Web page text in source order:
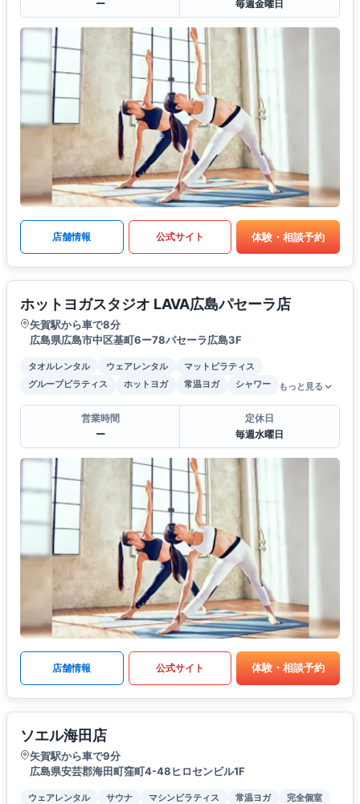
ー 毎週金曜日
店舗情報 公式サイト 体験・相談予約
ホットヨガスタジオ LAVA広島パセーラ店
矢賀駅から車で8分
広島県広島市中区基町6ー78パセーラ広島3F
タオルレンタル ウェアレンタル
マットピラティス
グループピラティス
ホットヨガ 常温ヨガ シャワー もっと見る
営業時間
ー
定休日
毎週水曜日
店舗情報 公式サイト 体験・相談予約
ソエル海田店
矢賀駅から車で9分
広島県安芸郡海田町窪町4-48ヒロセンビル1F
ウェアレンタル サウナ マシンピラティス 常温ヨガ
完全個室